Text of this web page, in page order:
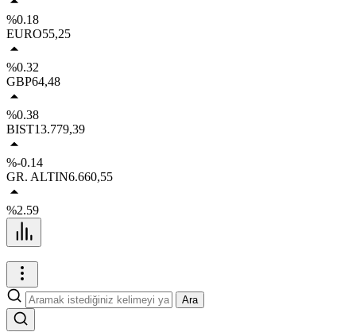
%0.18
EURO55,25
%0.32
GBP64,48
%0.38
BIST13.779,39
%-0.14
GR. ALTIN6.660,55
%2.59
Ara